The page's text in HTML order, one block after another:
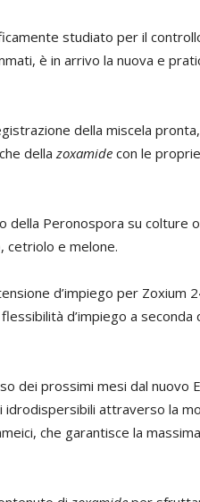
studiato per il
è in arrivo la nuova e
della miscela
dellazoxamide con le
della Peronospora su colture
cetriolo e melone.
d’impiego per Zoxium
d’impiego a seconda
dei prossimi mesi dal nuovo
idrodispersibili attraverso la
che garantisce la